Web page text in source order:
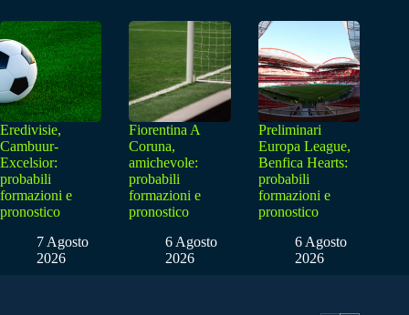
Eredivisie,
Cambuur-
Excelsior:
probabili
formazioni e
pronostico
7 Agosto
2026
Fiorentina A
Coruna,
amichevole:
probabili
formazioni e
pronostico
6 Agosto
2026
Preliminari
Europa League,
Benfica Hearts:
probabili
formazioni e
pronostico
6 Agosto
2026